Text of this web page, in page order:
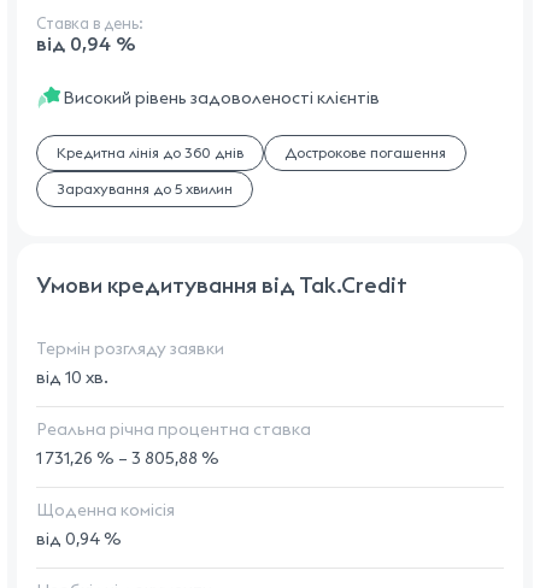
Ставка в день:
від 0,94 %
Високий рівень задоволеності клієнтів
Кредитна лінія до 360 днів
Дострокове погашення
Зарахування до 5 хвилин
Умови кредитування від Tak.Credit
Термін розгляду заявки
від 10 хв.
Реальна річна процентна ставка
1 731,26 % – 3 805,88 %
Щоденна комісія
від 0,94 %